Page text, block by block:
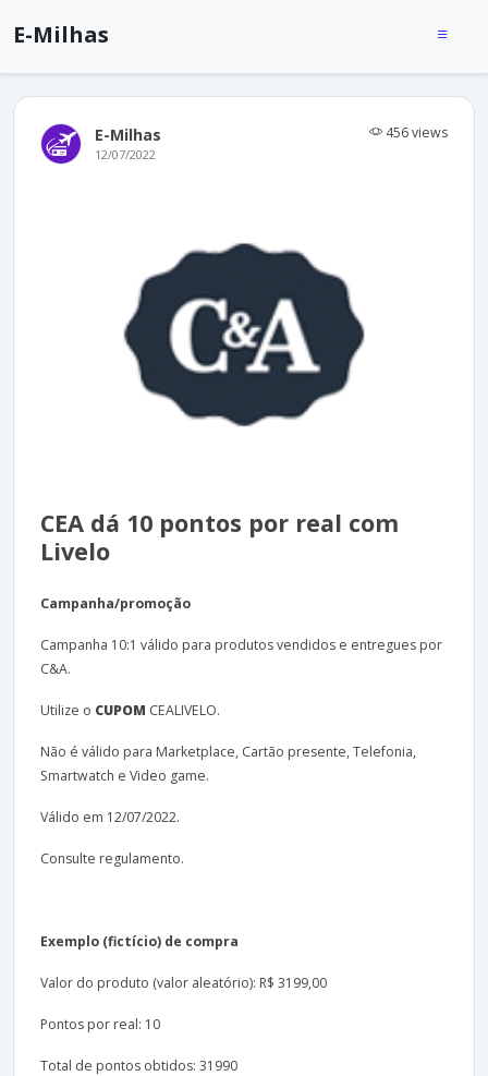
E-Milhas
E-Milhas 456 views
12/07/2022
CEA dá 10 pontos por real com
Livelo
Campanha/promoção
Campanha 10:1 válido para produtos vendidos e entregues por
C&A.
Utilize o CUPOM CEALIVELO.
Não é válido para Marketplace, Cartão presente, Telefonia,
Smartwatch e Video game.
Válido em 12/07/2022.
Consulte regulamento.
Exemplo (fictício) de compra
Valor do produto (valor aleatório): R$ 3199,00
Pontos por real: 10
Total de pontos obtidos: 31990